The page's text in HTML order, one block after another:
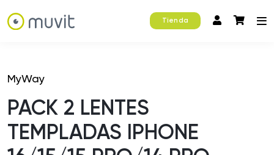
Tienda
MyWay
PACK 2 LENTES
TEMPLADAS IPHONE